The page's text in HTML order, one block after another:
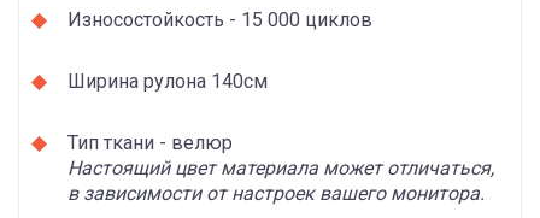
Износостойкость - 15 000 циклов
Ширина рулона 140см
Тип ткани - велюр
Настоящий цвет материала может отличаться,
в зависимости от настроек вашего монитора.